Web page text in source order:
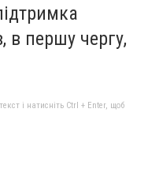
в першу чергу,
і натисніть Ctrl + Enter, щоб